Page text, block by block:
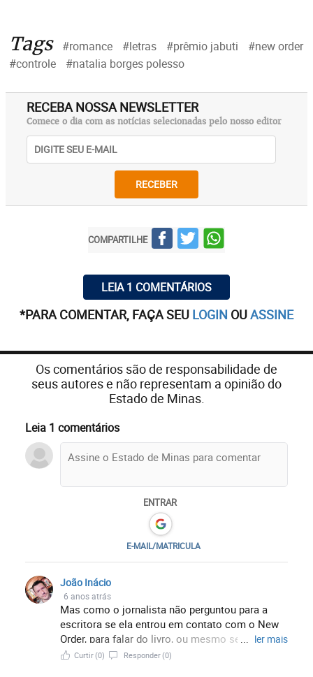
Tags #romance #letras #prêmio jabuti
#new order
#controle
#natalia borges polesso
RECEBA NOSSA NEWSLETTER
Comece o dia com as notícias selecionadas pelo nosso editor
RECEBER
COMPARTILHE
LEIA 1 COMENTÁRIOS
*PARA COMENTAR, FAÇA SEU LOGIN OUASSINE
Os comentários são de responsabilidade de
seus autores e não representam a opinião do
Estado de Minas.
Leia 1 comentários
ENTRAR
E-MAIL/MATRICULA
João Inácio
6 anos atrás
Mas como o jornalista não perguntou para a
escritora se ela entrou em contato com o New
Order, para falar do livro, ou mesmo se a Gillian
Gilbert sabe que é personagem de um romance.
ler mais
Curtir(0) Responder(0)